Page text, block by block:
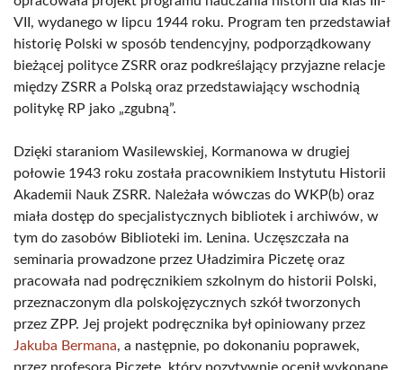
VII, wydanego w lipcu 1944 roku. Program ten przedstawiał
historię Polski w sposób tendencyjny, podporządkowany
bieżącej polityce ZSRR oraz podkreślający przyjazne relacje
między ZSRR a Polską oraz przedstawiający wschodnią
politykę RP jako „zgubną”.
Dzięki staraniom Wasilewskiej, Kormanowa w drugiej
połowie 1943 roku została pracownikiem Instytutu Historii
Akademii Nauk ZSRR. Należała wówczas do WKP(b) oraz
miała dostęp do specjalistycznych bibliotek i archiwów, w
tym do zasobów Biblioteki im. Lenina. Uczęszczała na
seminaria prowadzone przez Uładzimira Piczetę oraz
pracowała nad podręcznikiem szkolnym do historii Polski,
przeznaczonym dla polskojęzycznych szkół tworzonych
przez ZPP. Jej projekt podręcznika był opiniowany przez
Jakuba Bermana, a następnie, po dokonaniu poprawek,